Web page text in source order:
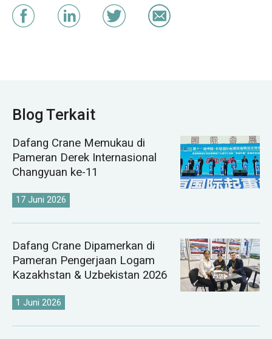
Blog Terkait
Dafang Crane Memukau di
Pameran Derek Internasional
Changyuan ke-11
17 Juni 2026
Dafang Crane Dipamerkan di
Pameran Pengerjaan Logam
Kazakhstan & Uzbekistan 2026
1 Juni 2026